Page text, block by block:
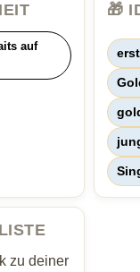
auf
🎁
zu deiner